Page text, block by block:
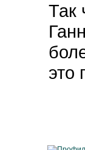
Так
это